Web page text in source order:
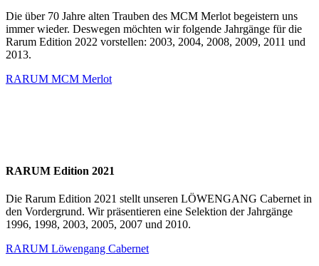
Die über 70 Jahre alten Trauben des MCM Merlot begeistern uns
immer wieder. Deswegen möchten wir folgende Jahrgänge für die
Rarum Edition 2022 vorstellen: 2003, 2004, 2008, 2009, 2011 und
2013.
RARUM MCM Merlot
RARUM Edition 2021
Die Rarum Edition 2021 stellt unseren LÖWENGANG Cabernet in
den Vordergrund. Wir präsentieren eine Selektion der Jahrgänge
1996, 1998, 2003, 2005, 2007 und 2010.
RARUM Löwengang Cabernet